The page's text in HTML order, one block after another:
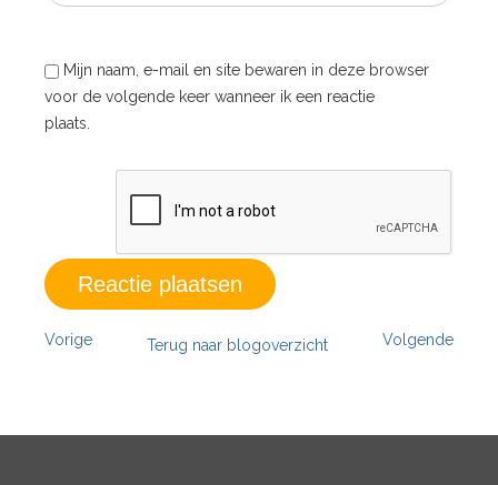
Mijn naam, e-mail en site bewaren in deze browser
voor de volgende keer wanneer ik een reactie
plaats.
Vorige Terug naar blogoverzicht Volgende